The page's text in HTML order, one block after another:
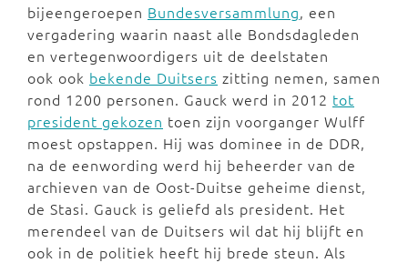
bijeengeroepen Bundesversammlung, een
vergadering waarin naast alle Bondsdagleden
en vertegenwoordigers uit de deelstaten
ook ook bekende Duitsers zitting nemen, samen
rond 1200 personen. Gauck werd in 2012 tot
president gekozen toen zijn voorganger Wulff
moest opstappen. Hij was dominee in de DDR,
na de eenwording werd hij beheerder van de
archieven van de Oost-Duitse geheime dienst,
de Stasi. Gauck is geliefd als president. Het
merendeel van de Duitsers wil dat hij blijft en
ook in de politiek heeft hij brede steun. Als